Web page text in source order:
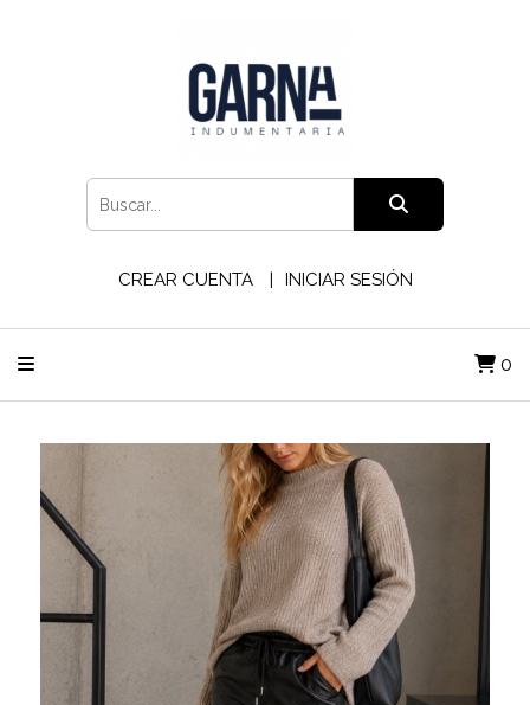
CREAR CUENTA INICIAR SESIÓN
0